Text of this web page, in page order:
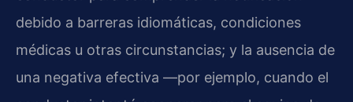
debido a barreras idiomáticas, condiciones
médicas u otras circunstancias; y la ausencia de
una negativa efectiva —por ejemplo, cuando el